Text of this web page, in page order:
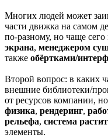
Многих людей может
части движка на самом
по-разному, но чаще
экрана, менеджером
также обёртками/
Второй вопрос: в каких
внешние библиотеки/
от ресурсов компании,
физика, рендеринг,
рельефа, система
элементы.